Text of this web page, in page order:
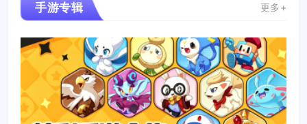
手游专辑 更多+